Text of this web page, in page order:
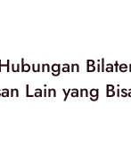
Lain yang